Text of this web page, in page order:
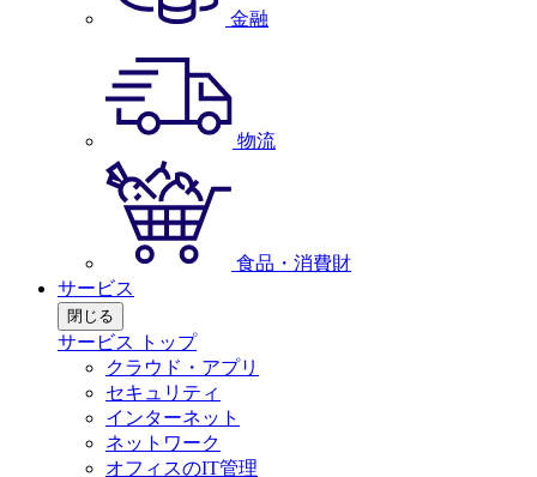
金融
物流
食品・消費財
サービス
閉じる
サービス トップ
クラウド・アプリ
セキュリティ
インターネット
ネットワーク
オフィスのIT管理